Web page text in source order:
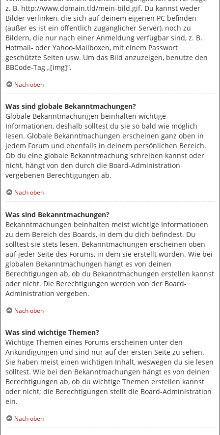
z. B. http://www.domain.tld/mein-bild.gif. Du kannst weder
Bilder verlinken, die sich auf deinem eigenen PC befinden
(außer es ist ein öffentlich zugänglicher Server), noch zu
Bildern, die nur nach einer Anmeldung verfügbar sind, z. B.
Hotmail- oder Yahoo-Mailboxen, mit einem Passwort
geschützte Seiten usw. Um das Bild anzuzeigen, benutze den
BBCode-Tag „[img]“.
Nach oben
Was sind globale Bekanntmachungen?
Globale Bekanntmachungen beinhalten wichtige
Informationen, deshalb solltest du sie so bald wie möglich
lesen. Globale Bekanntmachungen erscheinen ganz oben in
jedem Forum und ebenfalls in deinem persönlichen Bereich.
Ob du eine globale Bekanntmachung schreiben kannst oder
nicht, hängt von den durch die Board-Administration
vergebenen Berechtigungen ab.
Nach oben
Was sind Bekanntmachungen?
Bekanntmachungen beinhalten meist wichtige Informationen
zu dem Bereich des Boards, in dem du dich befindest. Du
solltest sie stets lesen. Bekanntmachungen erscheinen oben
auf jeder Seite des Forums, in dem sie erstellt wurden. Wie bei
globalen Bekanntmachungen hängt es von deinen
Berechtigungen ab, ob du Bekanntmachungen erstellen kannst
oder nicht. Die Berechtigungen werden von der Board-
Administration vergeben.
Nach oben
Was sind wichtige Themen?
Wichtige Themen eines Forums erscheinen unter den
Ankündigungen und sind nur auf der ersten Seite zu sehen.
Sie haben meist einen wichtigen Inhalt, weswegen du sie lesen
solltest. Wie bei den Bekanntmachungen hängt es von deinen
Berechtigungen ab, ob du wichtige Themen erstellen kannst
oder nicht; die Berechtigungen stellt die Board-Administration
ein.
Nach oben